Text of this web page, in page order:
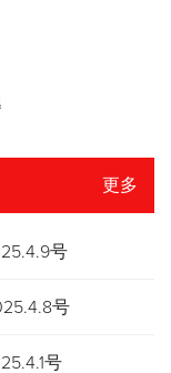
更多
号
号
号